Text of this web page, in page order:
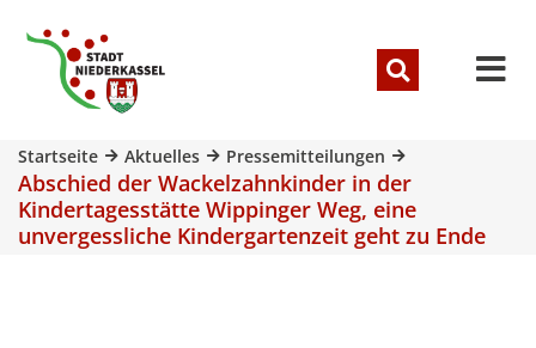
Startseite Aktuelles Pressemitteilungen
Abschied der Wackelzahnkinder in der
Kindertagesstätte Wippinger Weg, eine
unvergessliche Kindergartenzeit geht zu Ende